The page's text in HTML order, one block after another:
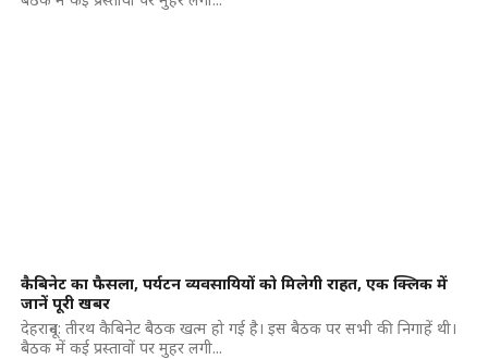
कैबिनेट का फैसला, पर्यटन व्यवसायियों को मिलेगी राहत, एक क्लिक में
जानें पूरी खबर
देहरादून: तीरथ कैबिनेट बैठक खत्म हो गई है। इस बैठक पर सभी की निगाहें थी।
बैठक में कई प्रस्तावों पर मुहर लगी...